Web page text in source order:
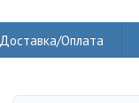
Доставка/Оплата